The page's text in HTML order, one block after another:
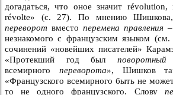
догадаться, что оное значит
révolte» (с. 27). По мнению Шишкова,
переворот вместо перемена правления –
незнакомого с французским языком
сочинений «новейших писателей»
«Протекший год был поворотный
всемирного переворота», Шишков
«Французского всемирного быть не
то не одного французского. Слову